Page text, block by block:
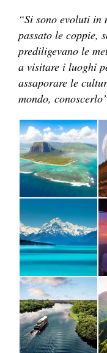
“Si sono evoluti in
passato le coppie,
prediligevano le
a visitare i luoghi
assaporare le
mondo,